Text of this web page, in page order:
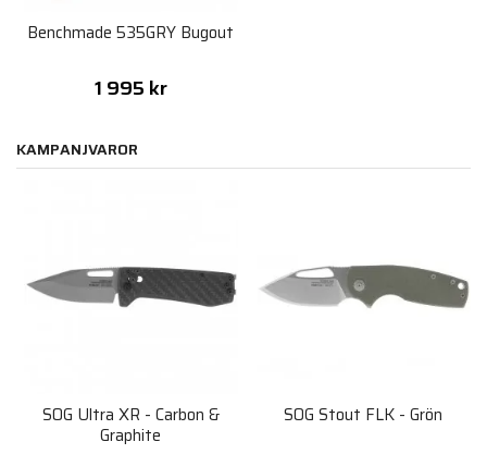
Benchmade 535GRY Bugout
1 995 kr
KAMPANJVAROR
SOG Ultra XR - Carbon &
Graphite
SOG Stout FLK - Grön